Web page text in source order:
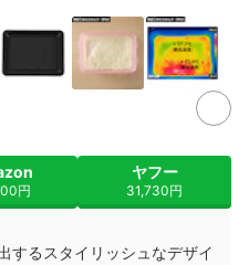
円
ヤフー
31,730円
するスタイリッシュなデザイ